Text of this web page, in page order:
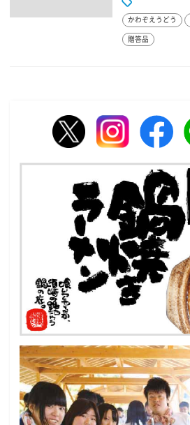
かわぞえうどう
贈答品